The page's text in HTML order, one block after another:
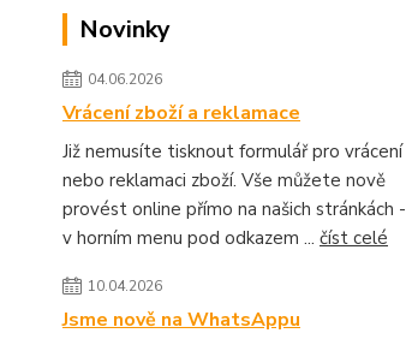
Novinky
04.06.2026
Vrácení zboží a reklamace
Již nemusíte tisknout formulář pro vrácení
nebo reklamaci zboží. Vše můžete nově
provést online přímo na našich stránkách -
v horním menu pod odkazem ... číst celé
10.04.2026
Jsme nově na WhatsAppu